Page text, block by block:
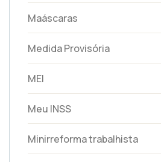
Maáscaras
Medida Provisória
MEI
Meu INSS
Minirreforma trabalhista